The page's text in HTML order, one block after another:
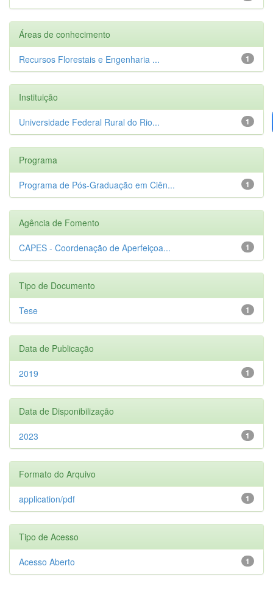
Áreas de conhecimento
1
Recursos Florestais e Engenharia ...
Instituição
1
Universidade Federal Rural do Rio...
Programa
1
Programa de Pós-Graduação em Ciên...
Agência de Fomento
1
CAPES - Coordenação de Aperfeiçoa...
Tipo de Documento
1
Tese
Data de Publicação
1
2019
Data de Disponibilização
1
2023
Formato do Arquivo
1
application/pdf
Tipo de Acesso
1
Acesso Aberto